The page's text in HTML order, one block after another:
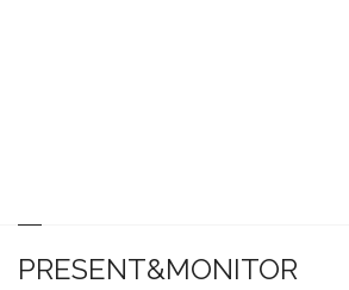
PRESENT&MONITOR